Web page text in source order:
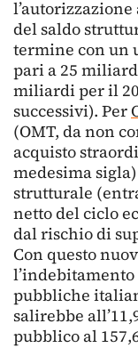
del saldo
termine con un
pari a 25
miliardi per il
successivi). Per
(OMT, da non
acquisto
medesima
strutturale
netto del ciclo
dal rischio di
Con questo
pubbliche
salirebbe
pubblico al